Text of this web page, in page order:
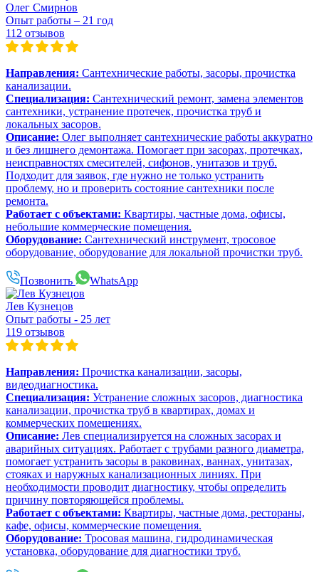
Олег Смирнов
Опыт работы – 21 год
112 отзывов
Направления: Сантехнические работы, засоры, прочистка
канализации.
Специализация: Сантехнический ремонт, замена элементов
сантехники, устранение протечек, прочистка труб и
локальных засоров.
Описание: Олег выполняет сантехнические работы аккуратно
и без лишнего демонтажа. Помогает при засорах, протечках,
неисправностях смесителей, сифонов, унитазов и труб.
Подходит для заявок, где нужно не только устранить
проблему, но и проверить состояние сантехники после
ремонта.
Работает с объектами: Квартиры, частные дома, офисы,
небольшие коммерческие помещения.
Оборудование: Сантехнический инструмент, тросовое
оборудование, оборудование для локальной прочистки труб.
Позвонить WhatsApp
Лев Кузнецов
Опыт работы - 25 лет
119 отзывов
Направления: Прочистка канализации, засоры,
видеодиагностика.
Специализация: Устранение сложных засоров, диагностика
канализации, прочистка труб в квартирах, домах и
коммерческих помещениях.
Описание: Лев специализируется на сложных засорах и
аварийных ситуациях. Работает с трубами разного диаметра,
помогает устранить засоры в раковинах, ваннах, унитазах,
стояках и наружных канализационных линиях. При
необходимости проводит диагностику, чтобы определить
причину повторяющейся проблемы.
Работает с объектами: Квартиры, частные дома, рестораны,
кафе, офисы, коммерческие помещения.
Оборудование: Тросовая машина, гидродинамическая
установка, оборудование для диагностики труб.